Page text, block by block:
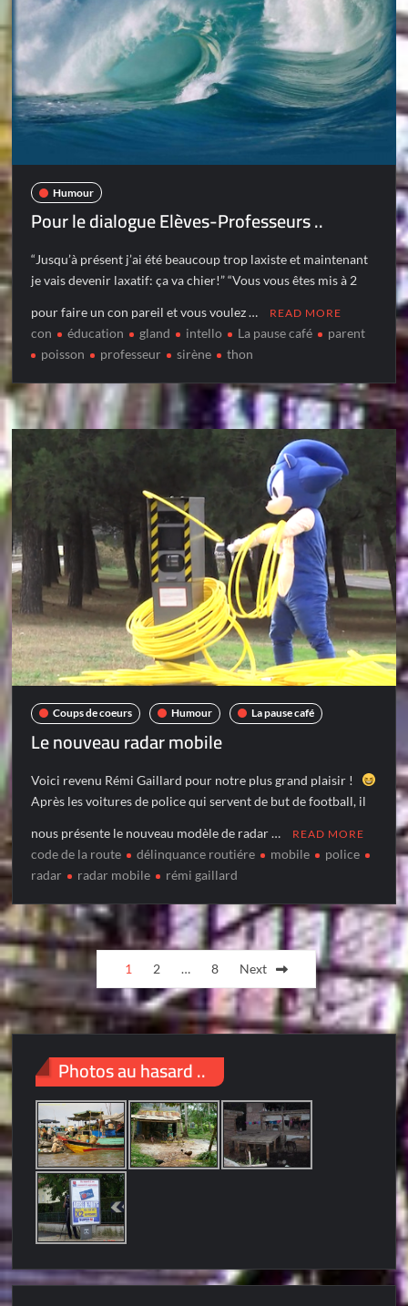
Humour
Pour le dialogue Elèves-Professeurs ..
“Jusqu’à présent j’ai été beaucoup trop laxiste et maintenant
je vais devenir laxatif: ça va chier!” “Vous vous êtes mis à 2
pour faire un con pareil et vous voulez … READ MORE
con éducation gland intello La pause café
parent
poisson
professeur sirène thon
Coups de coeurs Humour La pause café
Le nouveau radar mobile
Voici revenu Rémi Gaillard pour notre plus grand plaisir !
Après les voitures de police qui servent de but de football, il
nous présente le nouveau modèle de radar … READ MORE
code de la route délinquance routiére mobile
police
radar
radar mobile rémi gaillard
Posts
pagination1 2 … 8 Next
Photos au hasard ..